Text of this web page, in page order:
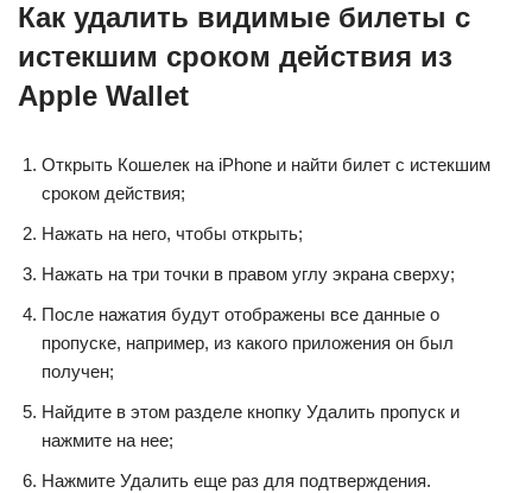
Как удалить видимые билеты с
истекшим сроком действия из
Apple Wallet
Открыть Кошелек на iPhone и найти билет с истекшим
сроком действия;
Нажать на него, чтобы открыть;
Нажать на три точки в правом углу экрана сверху;
После нажатия будут отображены все данные о
пропуске, например, из какого приложения он был
получен;
Найдите в этом разделе кнопку Удалить пропуск и
нажмите на нее;
Нажмите Удалить еще раз для подтверждения.